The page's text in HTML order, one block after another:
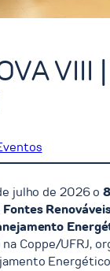
VIII
julho de 2026 o
na Coppe/UFRJ,